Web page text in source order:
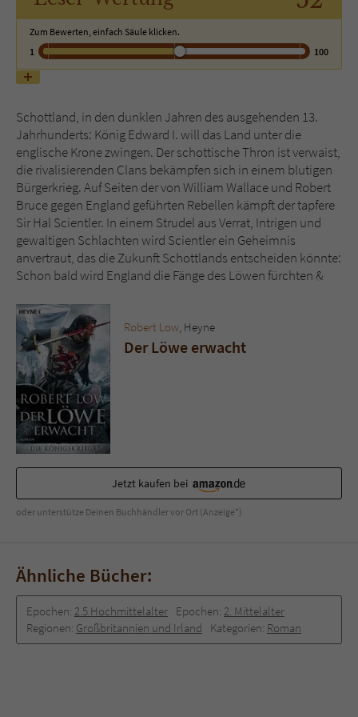
Zum Bewerten, einfach Säule klicken.
1
100
Schottland, in den dunklen Jahren des ausgehenden 13.
Jahrhunderts: König Edward I. will das Land unter die
englische Krone zwingen. Der schottische Thron ist verwaist,
die rivalisierenden Clans bekämpfen sich in einem blutigen
Bürgerkrieg. Auf Seiten der von William Wallace und Robert
Bruce gegen England geführten Rebellen kämpft der tapfere
Sir Hal Scientler. In einem Strudel aus Verrat, Intrigen und
gewaltigen Schlachten wird Scientler ein Geheimnis
anvertraut, das die Zukunft Schottlands entscheiden könnte:
Schon bald wird England die Fänge des Löwen fürchten &
Robert Low, Heyne
Der Löwe erwacht
Jetzt kaufen bei
oder unterstütze Deinen Buchhändler vor Ort (Anzeige*)
Ähnliche Bücher:
Epochen: 2.5 Hochmittelalter Epochen: 2. Mittelalter
Regionen: Großbritannien und Irland Kategorien: Roman
Name tx_pwcomments_ahash
Anbieter
Laufzeit 1 Jahr
Zweck Cookie für Kommentare einzelner Buchtitel
Name fe_typo_user
Anbieter Literatur-Couch Medien GmbH & Co. KG
Laufzeit Session
Zweck
Kommunikation der Webseite mit dem
Benutzer. Es wird benötigt um z. B. den